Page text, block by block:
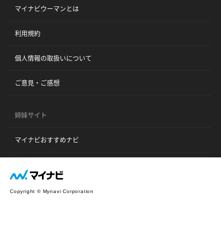
マイナビウーマンとは
利用規約
個人情報の取扱いについて
ご意見・ご感想
姉妹サイト
マイナビおすすめナビ
Copyright © Mynavi Corporation